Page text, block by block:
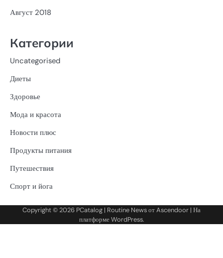
Август 2018
Категории
Uncategorised
Диеты
Здоровье
Мода и красота
Новости плюс
Продукты питания
Путешествия
Спорт и йога
Copyright © 2026 PCatalog | Routine News отAscendoor | На
платформеWordPress.